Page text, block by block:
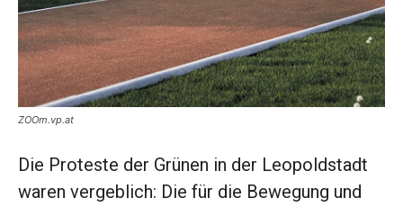
ZOOm.vp.at
Die Proteste der Grünen in der Leopoldstadt
waren vergeblich: Die für die Bewegung und